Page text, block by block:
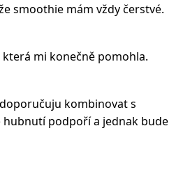
smoothie mám vždy čerstvé.
mi konečně pomohla.
kombinovat s
hubnutí podpoří a jednak bude